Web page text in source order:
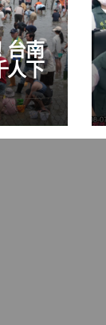
台南
人下